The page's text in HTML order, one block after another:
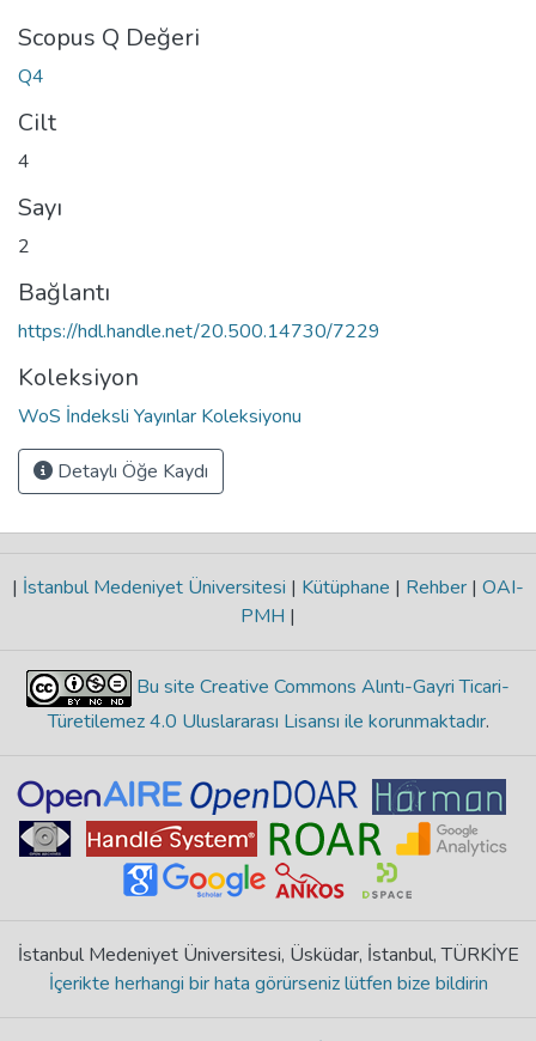
Scopus Q Değeri
Q4
Cilt
4
Sayı
2
Bağlantı
https://hdl.handle.net/20.500.14730/7229
Koleksiyon
WoS İndeksli Yayınlar Koleksiyonu
Detaylı Öğe Kaydı
| İstanbul Medeniyet Üniversitesi | Kütüphane | Rehber | OAI-
PMH |
Bu site Creative Commons Alıntı-Gayri Ticari-
Türetilemez 4.0 Uluslararası Lisansı ile korunmaktadır.
İstanbul Medeniyet Üniversitesi, Üsküdar, İstanbul, TÜRKİYE
İçerikte herhangi bir hata görürseniz lütfen bize bildirin